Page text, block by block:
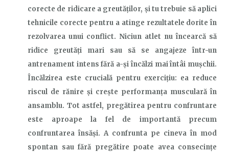
corecte de ridicare a greutăților, și tu trebuie să aplici
tehnicile corecte pentru a atinge rezultatele dorite în
rezolvarea unui conflict. Niciun atlet nu încearcă să
ridice greutăți mari sau să se angajeze într-un
antrenament intens fără a-și încălzi mai întâi mușchii.
Încălzirea este crucială pentru exercițiu: ea reduce
riscul de rănire și crește performanța musculară în
ansamblu. Tot astfel, pregătirea pentru confruntare
este aproape la fel de importantă precum
confruntarea însăși. A confrunta pe cineva în mod
spontan sau fără pregătire poate avea consecințe